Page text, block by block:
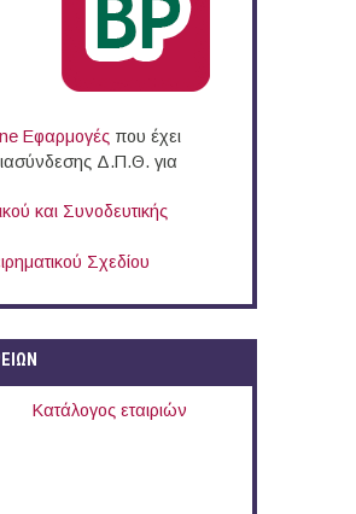
υλικού καλλιεργούμενων φυτικών ειδών
Εταιρείας
Eφαρμογές που έχει
Δ.Π.Θ. για
και Συνοδευτικής
Σχεδίου
Κατάλογος εταιριών